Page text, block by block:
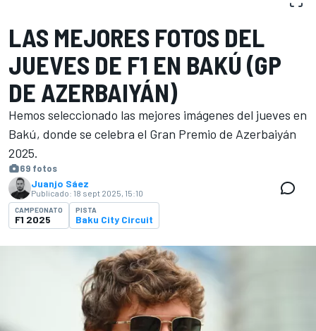
LAS MEJORES FOTOS DEL
JUEVES DE F1 EN BAKÚ (GP
DE AZERBAIYÁN)
Hemos seleccionado las mejores imágenes del jueves en
Bakú, donde se celebra el Gran Premio de Azerbaiyán
2025.
69 fotos
Juanjo Sáez
Publicado: 18 sept 2025, 15:10
CAMPEONATO
F1 2025
PISTA
Baku City Circuit